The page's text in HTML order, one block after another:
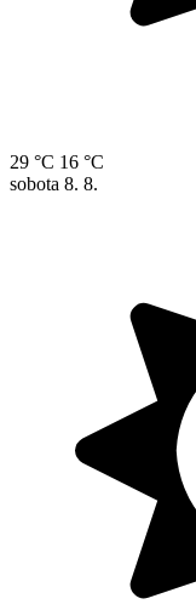
29 °C 16 °C
sobota 8. 8.